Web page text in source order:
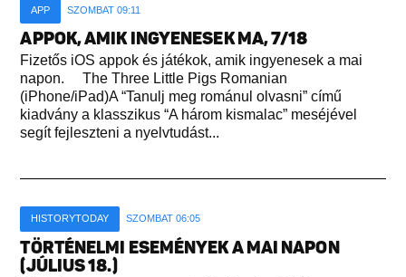
APP SZOMBAT 09:11
APPOK, AMIK INGYENESEK MA, 7/18
Fizetős iOS appok és játékok, amik ingyenesek a mai
napon. The Three Little Pigs Romanian
(iPhone/iPad)A “Tanulj meg románul olvasni” című
kiadvány a klasszikus “A három kismalac” meséjével
segít fejleszteni a nyelvtudást...
HISTORYTODAY SZOMBAT 06:05
TÖRTÉNELMI ESEMÉNYEK A MAI NAPON
(JÚLIUS 18.)